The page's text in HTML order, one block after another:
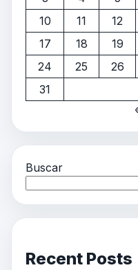
10
11 12
17
18 19
24
25 26
31
Buscar
Recent Posts